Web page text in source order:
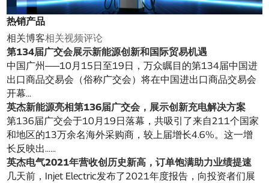
热销产品
相关博客相关视频评论
第134届广交会展示新能源创新和国际贸易机遇
中国广州——10月15日至19日，万众瞩目的第134届中国进
出口商品交易会（俗称广交会）将在中国进出口商品交易会
开幕...
英杰新能源亮相第136届广交会，展示创新充电解决方案
第136届广交会于10月19日落幕，共吸引了来自211个国家
和地区的13万余名海外采购商，较上届增长4.6%。这一增
长反映出……
英杰电气2021年营收创历史新高，订单饱满助力业绩提速
几天前，Injet Electric发布了2021年度报告，向投资者们展